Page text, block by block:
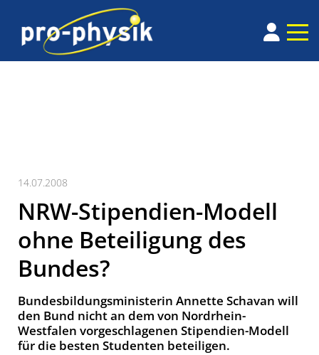
14.07.2008
NRW-Stipendien-Modell
ohne Beteiligung des
Bundes?
Bundesbildungsministerin Annette Schavan will
den Bund nicht an dem von Nordrhein-
Westfalen vorgeschlagenen Stipendien-Modell
für die besten Studenten beteiligen.